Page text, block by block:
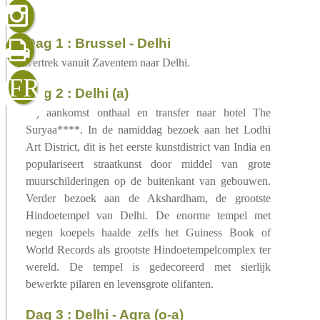
FR
sluiten
dag 1 : Brussel - Delhi
Vertrek vanuit Zaventem naar Delhi.
dag 2 : Delhi (a)
Bij aankomst onthaal en transfer naar hotel The
Suryaa****. In de namiddag bezoek aan het Lodhi
Art District, dit is het eerste kunstdistrict van India en
populariseert straatkunst door middel van grote
muurschilderingen op de buitenkant van gebouwen.
Verder bezoek aan de Akshardham, de grootste
Hindoetempel van Delhi. De enorme tempel met
negen koepels haalde zelfs het Guiness Book of
World Records als grootste Hindoetempelcomplex ter
wereld. De tempel is gedecoreerd met sierlijk
bewerkte pilaren en levensgrote olifanten.
dag 3 : Delhi - Agra (o-a)